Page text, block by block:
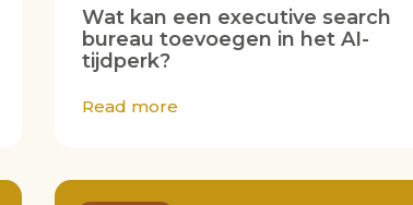
Wat kan een executive search
bureau toevoegen in het AI-
tijdperk?
Read more